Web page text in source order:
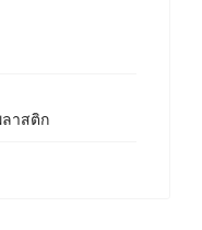
าสติก